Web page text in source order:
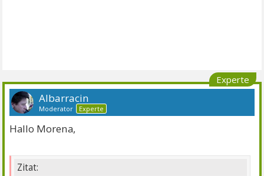
Experte
Albarracin
Moderator Experte
Hallo Morena,
Zitat: